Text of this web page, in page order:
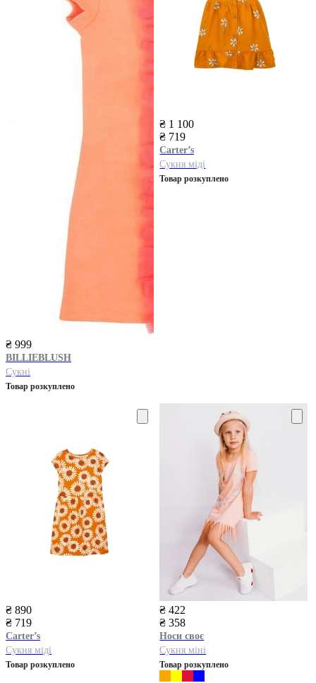
₴ 999
BILLIEBLUSH
Сукні
Товар розкуплено
₴ 1 100
₴ 719
Carter’s
Сукня міді
Товар розкуплено
₴ 890
₴ 719
Carter’s
Сукня міді
Товар розкуплено
₴ 422
₴ 358
Носи своє
Сукня міні
Товар розкуплено